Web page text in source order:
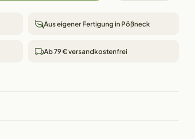
Aus eigener Fertigung in Pößneck
Ab 79 € versandkostenfrei